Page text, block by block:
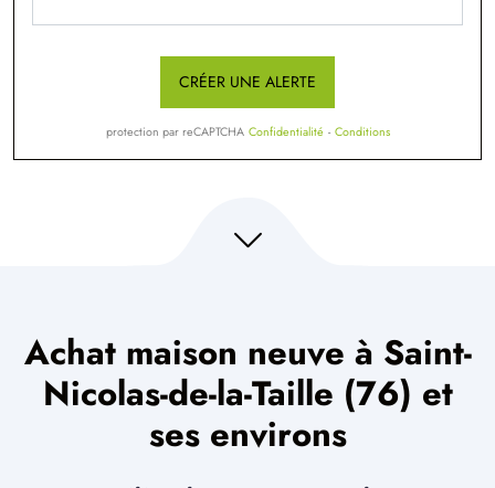
CRÉER UNE ALERTE
protection par reCAPTCHA Confidentialité - Conditions
Achat maison neuve à Saint-
Nicolas-de-la-Taille (76) et
ses environs